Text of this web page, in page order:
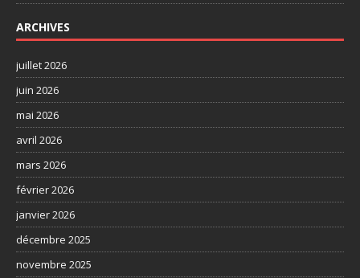
ARCHIVES
juillet 2026
juin 2026
mai 2026
avril 2026
mars 2026
février 2026
janvier 2026
décembre 2025
novembre 2025